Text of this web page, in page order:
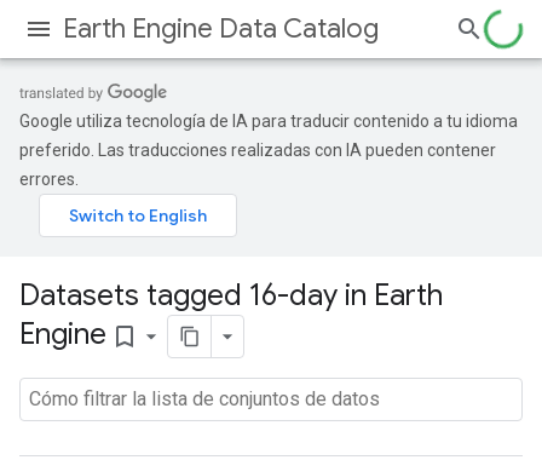
Earth Engine Data Catalog
Google utiliza tecnología de IA para traducir contenido a tu idioma
preferido. Las traducciones realizadas con IA pueden contener
errores.
Datasets tagged 16-day in Earth
Engine bookmark_border